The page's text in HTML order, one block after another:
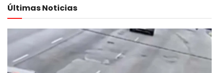
Últimas Noticias